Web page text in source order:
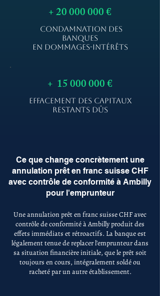
+20 000 000€
CONDAMNATION DES
BANQUES
EN DOMMAGES-INTÉRÊTS
+ 15 000 000€
EFFACEMENT DES CAPITAUX
RESTANTS DÛS
Ce que change concrètement une
annulation prêt en franc suisse CHF
avec contrôle de conformité à Ambilly
pour l'emprunteur
Une annulation prêt en franc suisse CHF avec
contrôle de conformité à Ambilly produit des
effets immédiats et rétroactifs. La banque est
légalement tenue de replacer l'emprunteur dans
sa situation financière initiale, que le prêt soit
toujours en cours, intégralement soldé ou
racheté par un autre établissement.